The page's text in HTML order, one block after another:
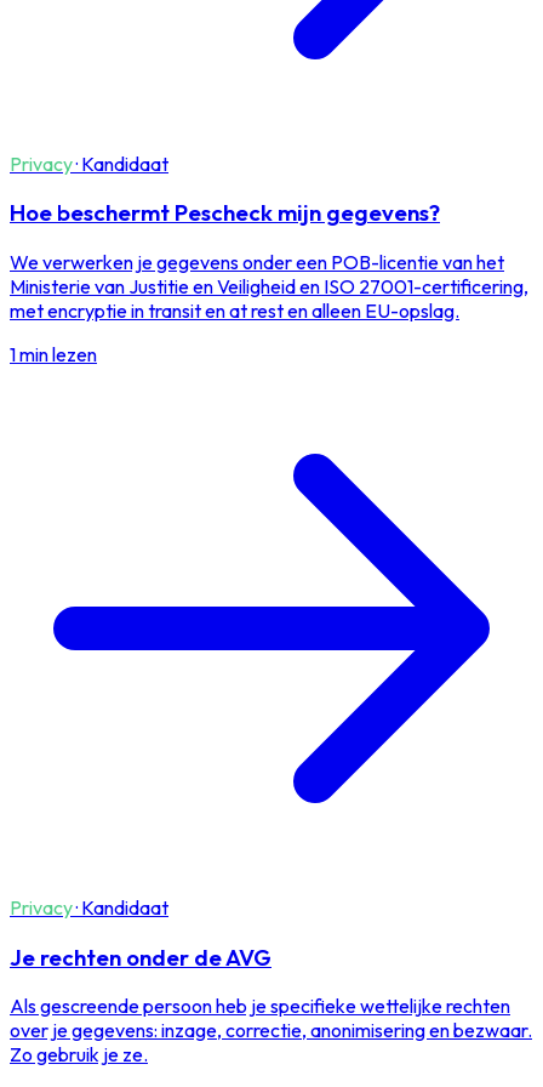
Privacy· Kandidaat
Hoe beschermt Pescheck mijn gegevens?
We verwerken je gegevens onder een POB-licentie van het
Ministerie van Justitie en Veiligheid en ISO 27001-certificering,
met encryptie in transit en at rest en alleen EU-opslag.
1 min lezen
Privacy· Kandidaat
Je rechten onder de AVG
Als gescreende persoon heb je specifieke wettelijke rechten
over je gegevens: inzage, correctie, anonimisering en bezwaar.
Zo gebruik je ze.